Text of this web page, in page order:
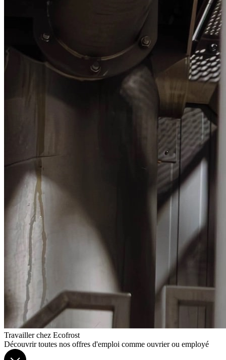
Travailler chez Ecofrost
Découvrir toutes nos offres d'emploi comme ouvrier ou employé